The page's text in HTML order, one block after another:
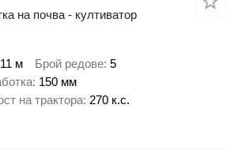
на почва - култиватор
11 м Брой редове 5
150 мм
на трактора 270 к.с.